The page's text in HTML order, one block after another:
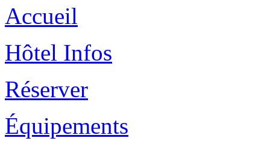
Accueil
Hôtel Infos
Réserver
Équipements